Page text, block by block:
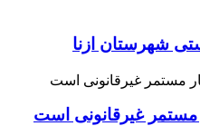
شهرستان ازنا
مستمر غیرقانونی است